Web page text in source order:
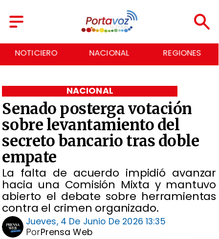
NACIONAL REGIONES ECONOMÍA
Senado posterga votación
sobre levantamiento del
secreto bancario tras doble
empate
La falta de acuerdo impidió avanzar
hacia una Comisión Mixta y mantuvo
abierto el debate sobre herramientas
contra el crimen organizado.
NACIONAL
Jueves, 4 De Junio De 2026 13:35
Prensa Web
Por